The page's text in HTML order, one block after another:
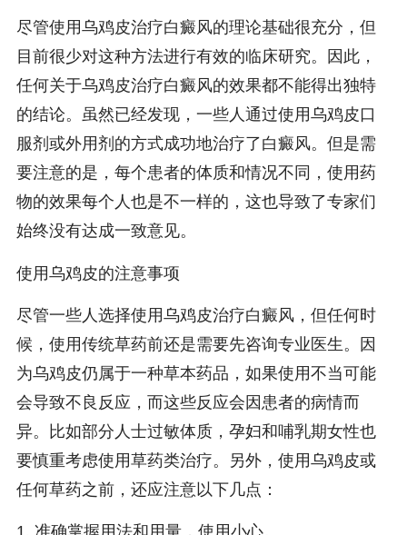
尽管使用乌鸡皮治疗白癜风的理论基础很充分，但
目前很少对这种方法进行有效的临床研究。因此，
任何关于乌鸡皮治疗白癜风的效果都不能得出独特
的结论。虽然已经发现，一些人通过使用乌鸡皮口
服剂或外用剂的方式成功地治疗了白癜风。但是需
要注意的是，每个患者的体质和情况不同，使用药
物的效果每个人也是不一样的，这也导致了专家们
始终没有达成一致意见。
使用乌鸡皮的注意事项
尽管一些人选择使用乌鸡皮治疗白癜风，但任何时
候，使用传统草药前还是需要先咨询专业医生。因
为乌鸡皮仍属于一种草本药品，如果使用不当可能
会导致不良反应，而这些反应会因患者的病情而
异。比如部分人士过敏体质，孕妇和哺乳期女性也
要慎重考虑使用草药类治疗。另外，使用乌鸡皮或
任何草药之前，还应注意以下几点：